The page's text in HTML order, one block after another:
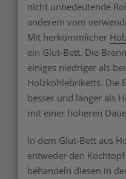
nicht unbedeutende
anderem vom
Mit herkömmlicher
ein Glut-Bett. Die
einiges niedriger als
Holzkohlebriketts. Die
besser und länger als
mit einer höheren
In dem Glut-Bett aus
entweder den
behandeln diesen in